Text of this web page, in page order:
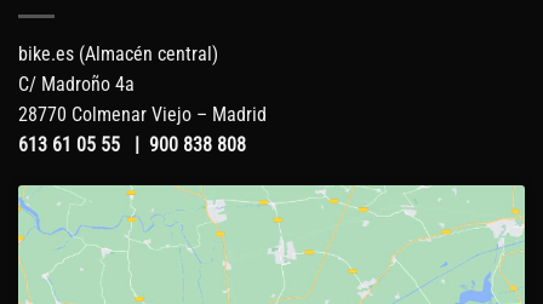
bike.es (Almacén central)
C/ Madroño 4a
28770 Colmenar Viejo – Madrid
613 61 05 55 | 900 838 808